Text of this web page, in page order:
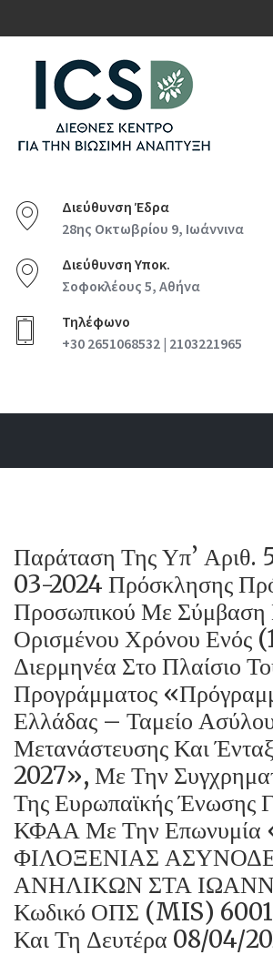
Διεύθυνση Έδρα
28ης Οκτωβρίου 9, Ιωάννινα
Διεύθυνση Υποκ.
Σοφοκλέους 5, Αθήνα
Τηλέφωνο
+30 2651068532 | 2103221965
Παράταση Της Υπ’ Αριθ.
03-2024 Πρόσκλησης
Προσωπικού Με Σύμβαση
Ορισμένου Χρόνου Ενός
Διερμηνέα Στο Πλαίσιο
Προγράμματος
Ελλάδας – Ταμείο
Μετανάστευσης Και
2027», Με Την
Της Ευρωπαϊκής Ένωσης
ΚΦΑΑ Με Την
ΦΙΛΟΞΕΝΙΑΣ
ΑΝΗΛΙΚΩΝ ΣΤΑ
Κωδικό ΟΠΣ (MIS)
Και Τη Δευτέρα 08/04/